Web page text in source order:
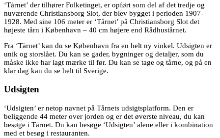
‘Tårnet’ der tilhører Folketinget, er opført som del af det tredje og
nuværende Christiansborg Slot, der blev bygget i perioden 1907-
1928. Med sine 106 meter er ‘Tårnet’ på Christiansborg Slot det
højeste tårn i København – 40 cm højere end Rådhustårnet.
Fra ‘Tårnet’ kan du se København fra en helt ny vinkel. Udsigten er
unik og storslået. Du kan se gader, bygninger og detaljer, som du
måske ikke har lagt mærke til før. Du kan se tage og tårne, og på en
klar dag kan du se helt til Sverige.
Udsigten
‘Udsigten’ er netop navnet på Tårnets udsigtsplatform. Den er
beliggende 44 meter over jorden og er det øverste niveau, du kan
besøge i Tårnet. Du kan besøge ‘Udsigten’ alene eller i kombination
med et besøg i restauranten.